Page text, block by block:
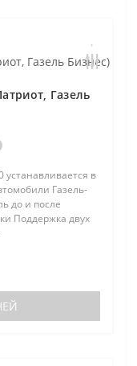
Газель
устанавливается в
Газель-
до и после
Поддержка двух